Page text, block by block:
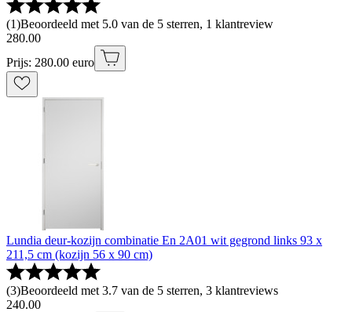
(1)Beoordeeld met 5.0 van de 5 sterren, 1 klantreview
280.00
Prijs: 280.00 euro
Lundia deur-kozijn combinatie En 2A01 wit gegrond links 93 x
211,5 cm (kozijn 56 x 90 cm)
(3)Beoordeeld met 3.7 van de 5 sterren, 3 klantreviews
240.00